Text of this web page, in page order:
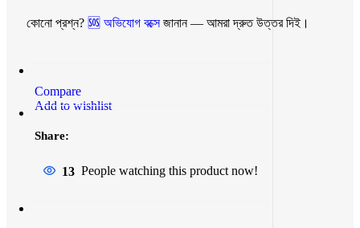
কোনো প্রশ্ন? 🆘 অভিযোগ বক্সেজানান — আমরা দ্রুত উত্তর দিই।
Compare
Add to wishlist
Share:
13 People watching this product now!